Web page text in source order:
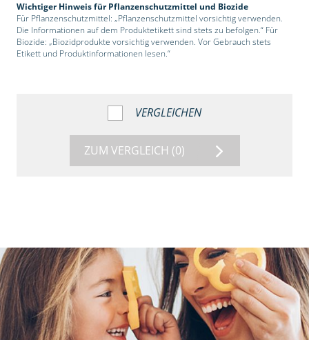
Wichtiger Hinweis für Pflanzenschutzmittel und Biozide
Für Pflanzenschutzmittel: „Pflanzenschutzmittel vorsichtig verwenden.
Die Informationen auf dem Produktetikett sind stets zu befolgen.“ Für
Biozide: „Biozidprodukte vorsichtig verwenden. Vor Gebrauch stets
Etikett und Produktinformationen lesen.“
VERGLEICHEN
ZUM VERGLEICH (0)